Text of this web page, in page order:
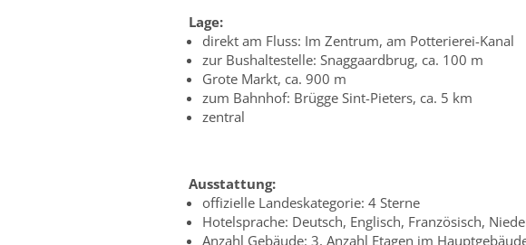
Lage:
direkt am Fluss: Im Zentrum, am Potterierei-Kanal
zur Bushaltestelle: Snaggaardbrug, ca. 100 m
Grote Markt, ca. 900 m
zum Bahnhof: Brügge Sint-Pieters, ca. 5 km
zentral
Ausstattung:
offizielle Landeskategorie: 4 Sterne
Hotelsprache: Deutsch, Englisch, Französisch,
Anzahl Gebäude: 3, Anzahl Etagen im